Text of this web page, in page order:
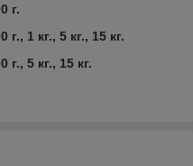
г.
г., 1 кг., 5 кг., 15 кг.
г., 5 кг., 15 кг.